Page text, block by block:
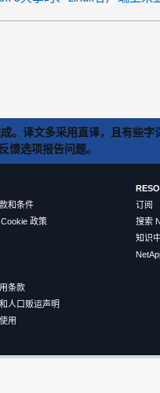
。译文多采用直译，且有些
馈选项报告问题。
和条件
Cookie 政策
条款
人口贩运声明
用
订阅
搜索
知识